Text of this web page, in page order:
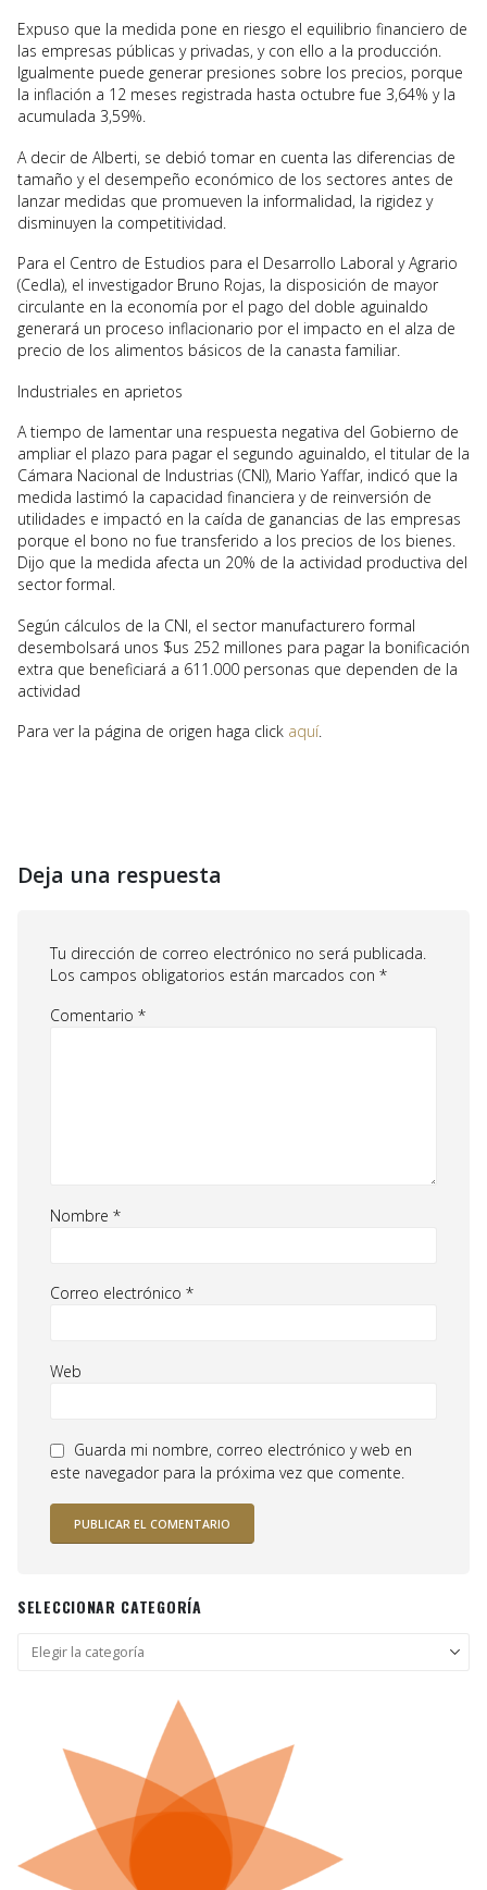
Expuso que la medida pone en riesgo el equilibrio financiero de
las empresas públicas y privadas, y con ello a la producción.
Igualmente puede generar presiones sobre los precios, porque
la inflación a 12 meses registrada hasta octubre fue 3,64% y la
acumulada 3,59%.
A decir de Alberti, se debió tomar en cuenta las diferencias de
tamaño y el desempeño económico de los sectores antes de
lanzar medidas que promueven la informalidad, la rigidez y
disminuyen la competitividad.
Para el Centro de Estudios para el Desarrollo Laboral y Agrario
(Cedla), el investigador Bruno Rojas, la disposición de mayor
circulante en la economía por el pago del doble aguinaldo
generará un proceso inflacionario por el impacto en el alza de
precio de los alimentos básicos de la canasta familiar.
Industriales en aprietos
A tiempo de lamentar una respuesta negativa del Gobierno de
ampliar el plazo para pagar el segundo aguinaldo, el titular de la
Cámara Nacional de Industrias (CNI), Mario Yaffar, indicó que la
medida lastimó la capacidad financiera y de reinversión de
utilidades e impactó en la caída de ganancias de las empresas
porque el bono no fue transferido a los precios de los bienes.
Dijo que la medida afecta un 20% de la actividad productiva del
sector formal.
Según cálculos de la CNI, el sector manufacturero formal
desembolsará unos $us 252 millones para pagar la bonificación
extra que beneficiará a 611.000 personas que dependen de la
actividad
Para ver la página de origen haga click aquí.
Deja una respuesta
Tu dirección de correo electrónico no será publicada.
Los campos obligatorios están marcados con *
Comentario *
Nombre *
Correo electrónico *
Web
Guarda mi nombre, correo electrónico y web en
este navegador para la próxima vez que comente.
SELECCIONAR CATEGORÍA
Seleccionar
categoría